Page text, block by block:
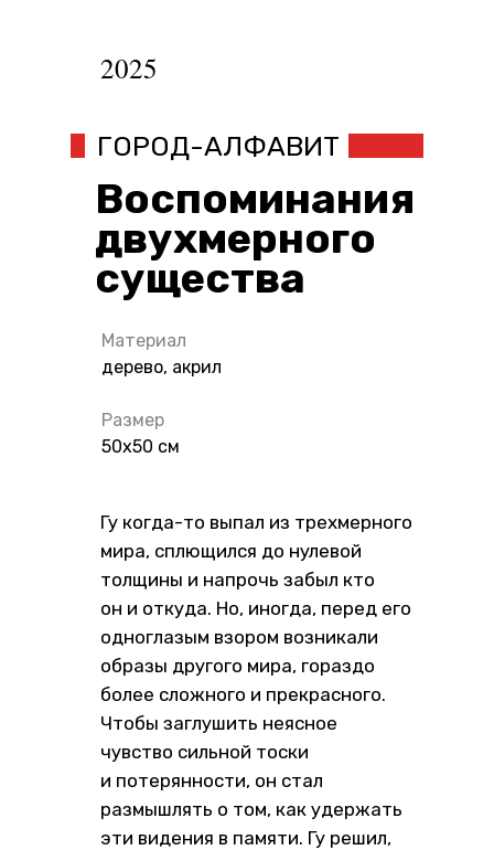
Воспоминания
двухмерного
существа
Материал
дерево, акрил
Размер
50х50 см
2025
ГОРОД-АЛФАВИТ
Гу когда-то выпал из трехмерного
мира, сплющился до нулевой
толщины и напрочь забыл кто
он и откуда. Но, иногда, перед его
одноглазым взором возникали
образы другого мира, гораздо
более сложного и прекрасного.
Чтобы заглушить неясное
чувство сильной тоски
и потерянности, он стал
размышлять о том, как удержать
эти видения в памяти. Гу решил,